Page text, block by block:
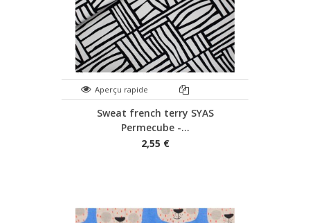
Aperçu rapide
Sweat french terry SYAS
Permecube -...
2,55 €